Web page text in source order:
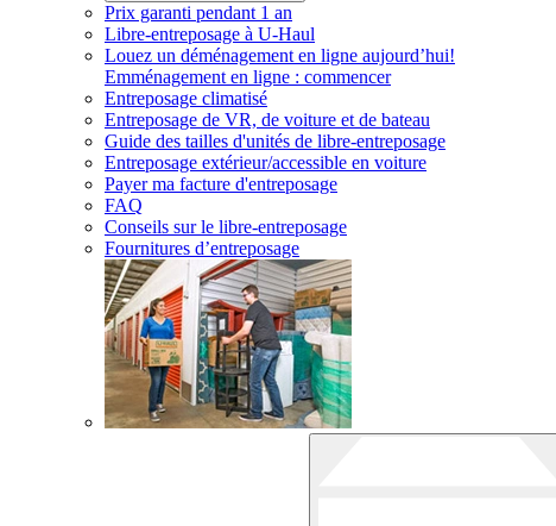
Prix garanti pendant 1 an
Libre-entreposage à U-Haul
Louez un déménagement en ligne aujourd’hui!
Emménagement en ligne : commencer
Entreposage climatisé
Entreposage de VR, de voiture et de bateau
Guide des tailles d'unités de libre-entreposage
Entreposage extérieur/accessible en voiture
Payer ma facture d'entreposage
FAQ
Conseils sur le libre-entreposage
Fournitures d’entreposage